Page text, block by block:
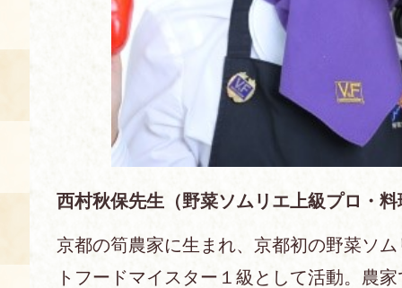
西村秋保先生（野菜ソムリエ上級プロ・
京都の筍農家に生まれ、京都初の野菜ソ
トフードマイスター１級として活動。農